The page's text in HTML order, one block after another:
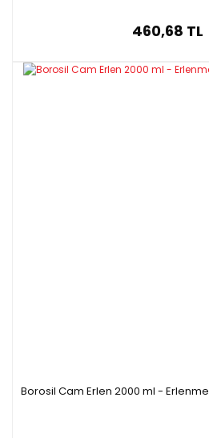
460,68 TL
Borosil Cam Erlen 2000 ml -